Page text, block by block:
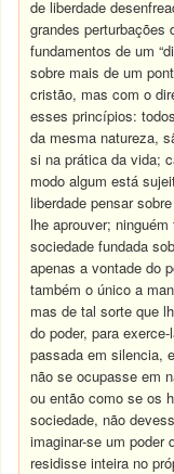
de liberdade
grandes
fundamentos de um
sobre mais de um
cristão, mas com o
esses princípios:
da mesma natureza,
si na prática da vida;
modo algum está
liberdade pensar
lhe aprouver;
sociedade fundada
apenas a vontade do
também o único a
mas de tal sorte que
do poder, para
passada em silencia,
não se ocupasse em
ou então como se os
sociedade, não
imaginar-se um poder
residisse inteira no